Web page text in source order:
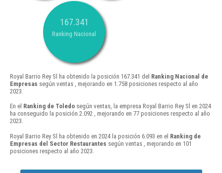
167.341
Ranking Nacional
Royal Barrio Rey Sl ha obtenido la posición 167.341 del Ranking Nacional de
Empresas según ventas , mejorando en 1.758 posiciones respecto al año
2023.
En el Ranking de Toledo según ventas, la empresa Royal Barrio Rey Sl en 2024
ha conseguido la posición 2.092 , mejorando en 77 posiciones respecto al año
2023.
Royal Barrio Rey Sl ha obtenido en 2024 la posición 6.093 en el Ranking de
Empresas del Sector Restaurantes según ventas , mejorando en 101
posiciones respecto al año 2023.